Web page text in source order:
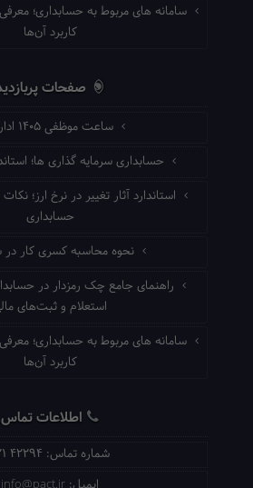
سامانه های مربوط به حسابداری؛
کاربرد آن‌ها
صفحات
ساعت موظفی ۱۴۰۵ اداره کار
حسابداری سرمایه گذاری ها؛ استاندارد ۱۵ و
استاندارد آثار تغییر در نرخ ارز؛
حسابداری
نحوه محاسبه کسری کار در
راهنمای جامع چک رمزدار در
استعلام و ثبت‌های
سامانه های مربوط به حسابداری؛
کاربرد آن‌ها
اطلاعات تماس
شماره تماس: 42294
info@pact.ir